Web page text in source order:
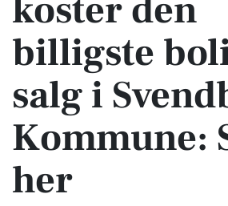
koster den
billigste
salg i
Kommune:
her